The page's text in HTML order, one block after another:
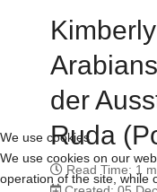
der
Ruda
Read Time: 1
We use cookies
We use cookies on our
operation of the site, while